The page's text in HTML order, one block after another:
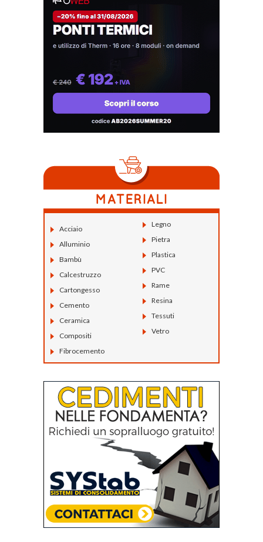
Acciaio
Alluminio
Bambù
Calcestruzzo
Cartongesso
Cemento
Ceramica
Compositi
Fibrocemento
Legno
Pietra
Plastica
PVC
Rame
Resina
Tessuti
Vetro